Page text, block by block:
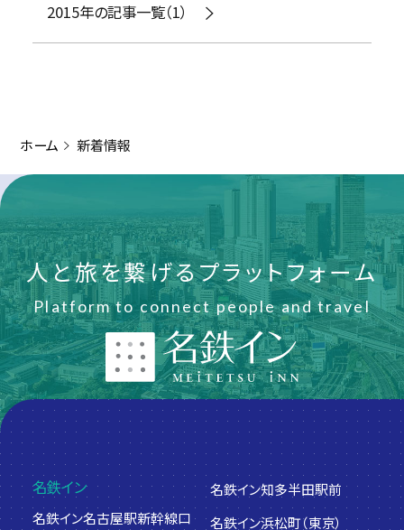
2015年の記事一覧（1）
ホーム 新着情報
人と旅を繋げるプラットフォーム
Platform to connect people and travel
名鉄イン
名鉄イン名古屋駅新幹線口
名鉄イン知多半田駅前
名鉄イン浜松町（東京）